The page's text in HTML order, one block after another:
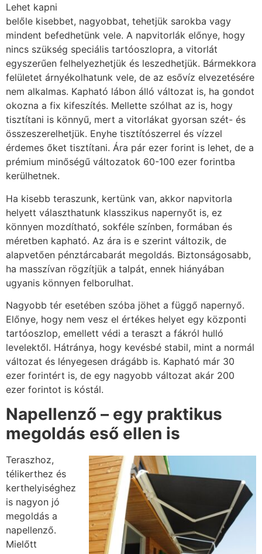
Lehet kapni
belőle kisebbet, nagyobbat, tehetjük sarokba vagy
mindent befedhetünk vele. A napvitorlák előnye, hogy
nincs szükség speciális tartóoszlopra, a vitorlát
egyszerűen felhelyezhetjük és leszedhetjük. Bármekkora
felületet árnyékolhatunk vele, de az esővíz elvezetésére
nem alkalmas. Kapható lábon álló változat is, ha gondot
okozna a fix kifeszítés. Mellette szólhat az is, hogy
tisztítani is könnyű, mert a vitorlákat gyorsan szét- és
összeszerelhetjük. Enyhe tisztítószerrel és vízzel
érdemes őket tisztítani. Ára pár ezer forint is lehet, de a
prémium minőségű változatok 60-100 ezer forintba
kerülhetnek.
Ha kisebb teraszunk, kertünk van, akkor napvitorla
helyett választhatunk klasszikus napernyőt is, ez
könnyen mozdítható, sokféle színben, formában és
méretben kapható. Az ára is e szerint változik, de
alapvetően pénztárcabarát megoldás. Biztonságosabb,
ha masszívan rögzítjük a talpát, ennek hiányában
ugyanis könnyen felborulhat.
Nagyobb tér esetében szóba jöhet a függő napernyő.
Előnye, hogy nem vesz el értékes helyet egy központi
tartóoszlop, emellett védi a teraszt a fákról hulló
levelektől. Hátránya, hogy kevésbé stabil, mint a normál
változat és lényegesen drágább is. Kapható már 30
ezer forintért is, de egy nagyobb változat akár 200
ezer forintot is kóstál.
Napellenző – egy praktikus
megoldás eső ellen is
Teraszhoz,
télikerthez és
kerthelyiséghez
is nagyon jó
megoldás a
napellenző.
Mielőtt